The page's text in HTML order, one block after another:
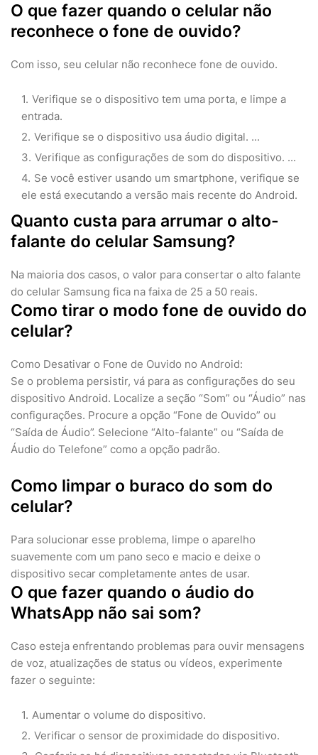
O que fazer quando o celular não
reconhece o fone de ouvido?
Com isso, seu celular não reconhece fone de ouvido.
Verifique se o dispositivo tem uma porta, e limpe a
entrada.
Verifique se o dispositivo usa áudio digital. ...
Verifique as configurações de som do dispositivo. ...
Se você estiver usando um smartphone, verifique se
ele está executando a versão mais recente do Android.
Quanto custa para arrumar o alto-
falante do celular Samsung?
Na maioria dos casos, o valor para consertar o alto falante
do celular Samsung fica na faixa de 25 a 50 reais.
Como tirar o modo fone de ouvido do
celular?
Como Desativar o Fone de Ouvido no Android:
Se o problema persistir, vá para as configurações do seu
dispositivo Android. Localize a seção “Som” ou “Áudio” nas
configurações. Procure a opção “Fone de Ouvido” ou
“Saída de Áudio”. Selecione “Alto-falante” ou “Saída de
Áudio do Telefone” como a opção padrão.
Como limpar o buraco do som do
celular?
Para solucionar esse problema, limpe o aparelho
suavemente com um pano seco e macio e deixe o
dispositivo secar completamente antes de usar.
O que fazer quando o áudio do
WhatsApp não sai som?
Caso esteja enfrentando problemas para ouvir mensagens
de voz, atualizações de status ou vídeos, experimente
fazer o seguinte:
Aumentar o volume do dispositivo.
Verificar o sensor de proximidade do dispositivo.